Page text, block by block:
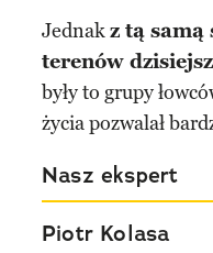
Jednakz tą samą
terenów
były to grupy
życia pozwalał
Nasz ekspert
Piotr Kolasa